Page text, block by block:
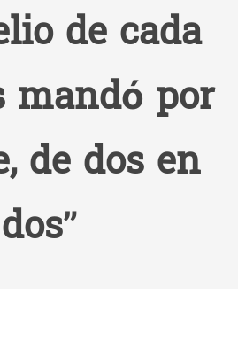
de cada
mandó por
de dos en
dos”